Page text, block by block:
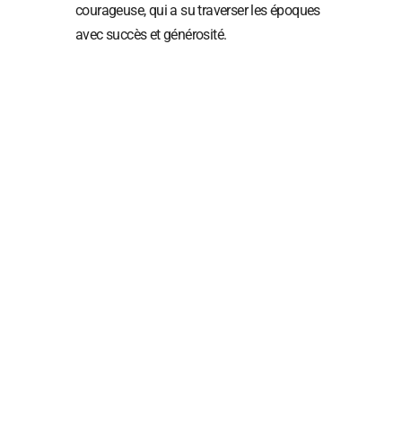
courageuse, qui a su traverser les époques
avec succès et générosité.